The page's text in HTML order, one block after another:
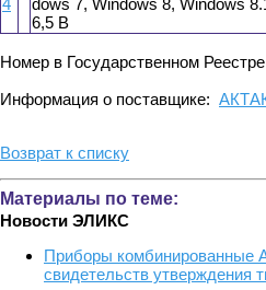
4
dows 7, Windows 8, Windows
6,5 В
Номер в Государственном
Информация о поставщике:
Возврат к списку
Материалы по теме:
Новости ЭЛИКС
Приборы комбинированные
свидетельств утверждения